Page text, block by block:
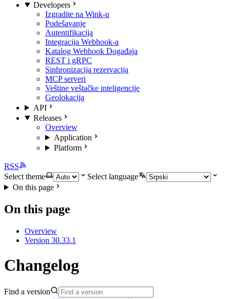
Developers
Izgradite na Wink-u
Podešavanje
Autentifikacija
Integracija Webhook-a
Katalog Webhook Događaja
REST i gRPC
Sinhronizacija rezervacija
MCP serveri
Veštine veštačke inteligencije
Geolokacija
API
Releases
Overview
Application
Platform
RSS
Select theme
Select language
On this page
On this page
Overview
Version 30.33.1
Changelog
Find a version